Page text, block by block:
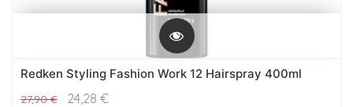
Redken Styling Fashion Work 12 Hairspray 400ml
27,90€ 24,28 €